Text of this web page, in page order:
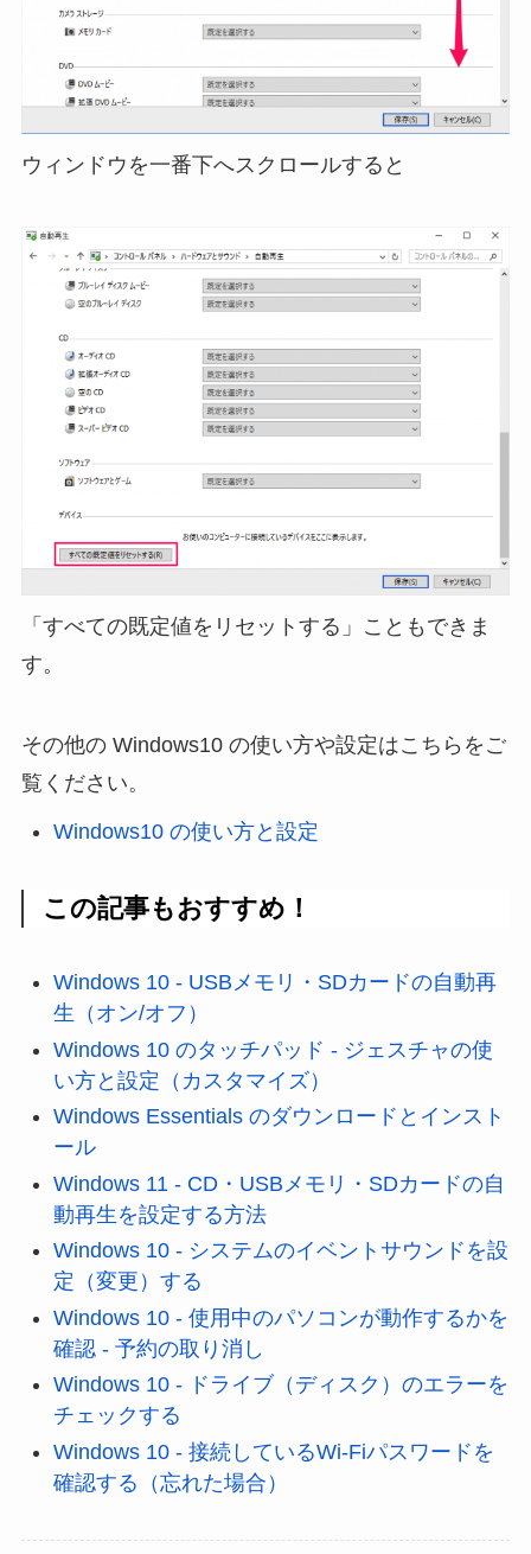
ウィンドウを一番下へスクロールすると
「すべての既定値をリセットする」こともできま
す。
その他の Windows10 の使い方や設定はこちらをご
覧ください。
Windows10 の使い方と設定
この記事もおすすめ！
Windows 10 - USBメモリ・SDカードの自動再
生（オン/オフ）
Windows 10 のタッチパッド - ジェスチャの使
い方と設定（カスタマイズ）
Windows Essentials のダウンロードとインスト
ール
Windows 11 - CD・USBメモリ・SDカードの自
動再生を設定する方法
Windows 10 - システムのイベントサウンドを設
定（変更）する
Windows 10 - 使用中のパソコンが動作するかを
確認 - 予約の取り消し
Windows 10 - ドライブ（ディスク）のエラーを
チェックする
Windows 10 - 接続しているWi-Fiパスワードを
確認する（忘れた場合）